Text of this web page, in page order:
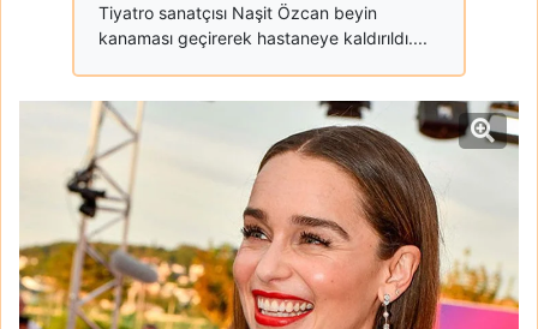
Tiyatro sanatçısı Naşit Özcan beyin
kanaması geçirerek hastaneye kaldırıldı....